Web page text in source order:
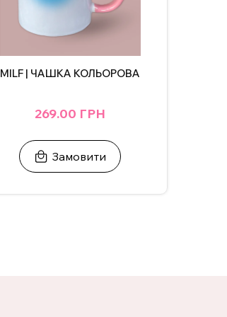
MILF | ЧАШКА КОЛЬОРОВА
269.00 ГРН
Замовити